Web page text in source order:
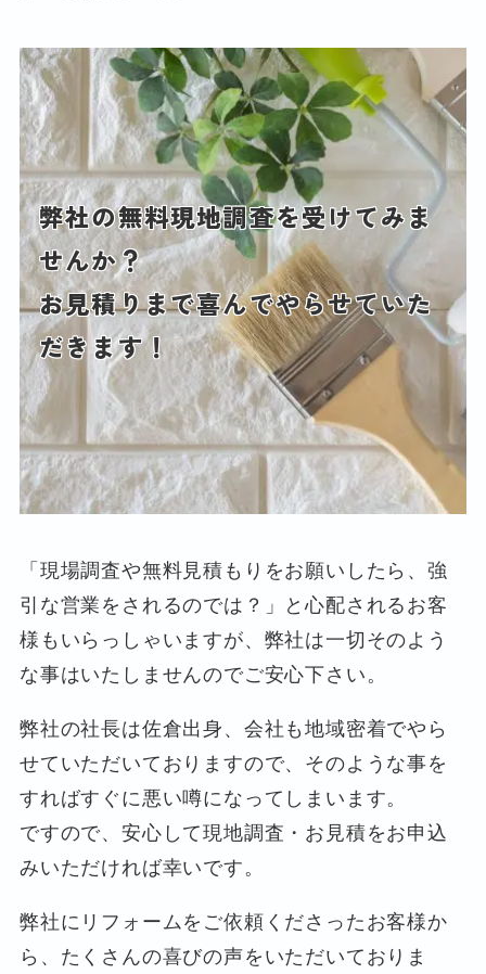
弊社の無料現地調査を受けてみま
せんか？
お見積りまで喜んでやらせていた
だきます！
「現場調査や無料見積もりをお願いしたら、強
引な営業をされるのでは？」と心配されるお客
様もいらっしゃいますが、弊社は一切そのよう
な事はいたしませんのでご安心下さい。
弊社の社長は佐倉出身、会社も地域密着でやら
せていただいておりますので、そのような事を
すればすぐに悪い噂になってしまいます。
ですので、安心して現地調査・お見積をお申込
みいただければ幸いです。
弊社にリフォームをご依頼くださったお客様か
ら、たくさんの喜びの声をいただいておりま